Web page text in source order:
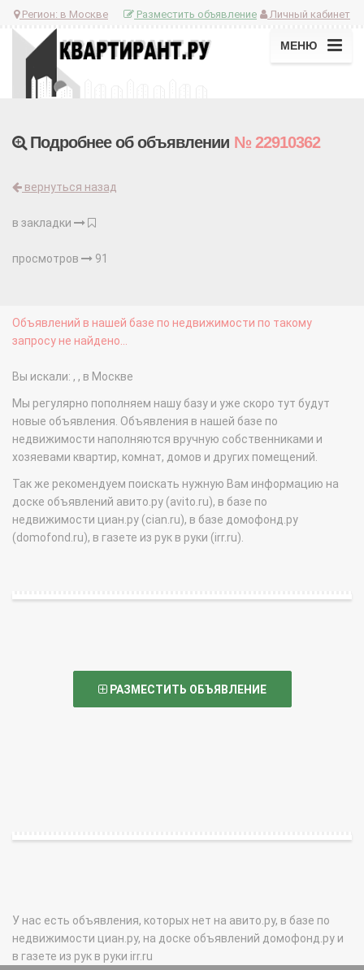
Регион: в Москве Личный кабинет
Разместить объявление
МЕНЮ
Подробнее об объявлении № 22910362
вернуться назад
в закладки
просмотров 91
Объявлений в нашей базе по недвижимости по такому
запросу не найдено...
Вы искали: , , в Москве
Мы регулярно пополняем нашу базу и уже скоро тут будут
новые объявления. Объявления в нашей базе по
недвижимости наполняются вручную собственниками и
хозяевами квартир, комнат, домов и других помещений.
Так же рекомендуем поискать нужную Вам информацию на
доске объявлений авито.ру (avito.ru), в базе по
недвижимости циан.ру (cian.ru), в базе домофонд.ру
(domofond.ru), в газете из рук в руки (irr.ru).
РАЗМЕСТИТЬ ОБЪЯВЛЕНИЕ
У нас есть объявления, которых нет на авито.ру, в базе по
недвижимости циан.ру, на доске объявлений домофонд.ру и
в газете из рук в руки irr.ru